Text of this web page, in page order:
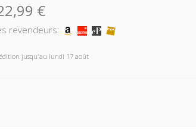
€
revendeurs:
jusqu'au lundi 17 août